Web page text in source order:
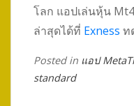
โลก แอปเล่นหุ้น
ล่าสุดได้ที่ Exness ท
Posted in แอป
standard